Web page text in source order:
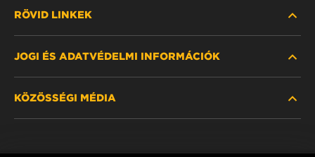
RÖVID LINKEK
HOL KAPHATÓ
JOGI ÉS ADATVÉDELMI INFORMÁCIÓK
KÖZÖSSÉGI MÉDIA